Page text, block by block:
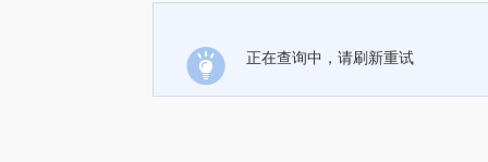
正在查询中，请刷新重试